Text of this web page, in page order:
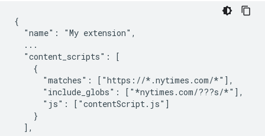
{
  "name": "My extension",
  ...
  "content_scripts": [
    {
      "matches": ["https://*.nytimes.com/*"],
      "include_globs": ["*nytimes.com/???s/*"],
      "js": ["contentScript.js"]
    }
  ],